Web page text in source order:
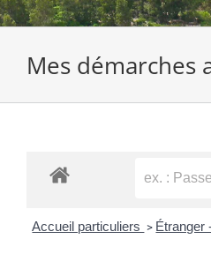
Mes démarches
Accueil particuliers > Étranger